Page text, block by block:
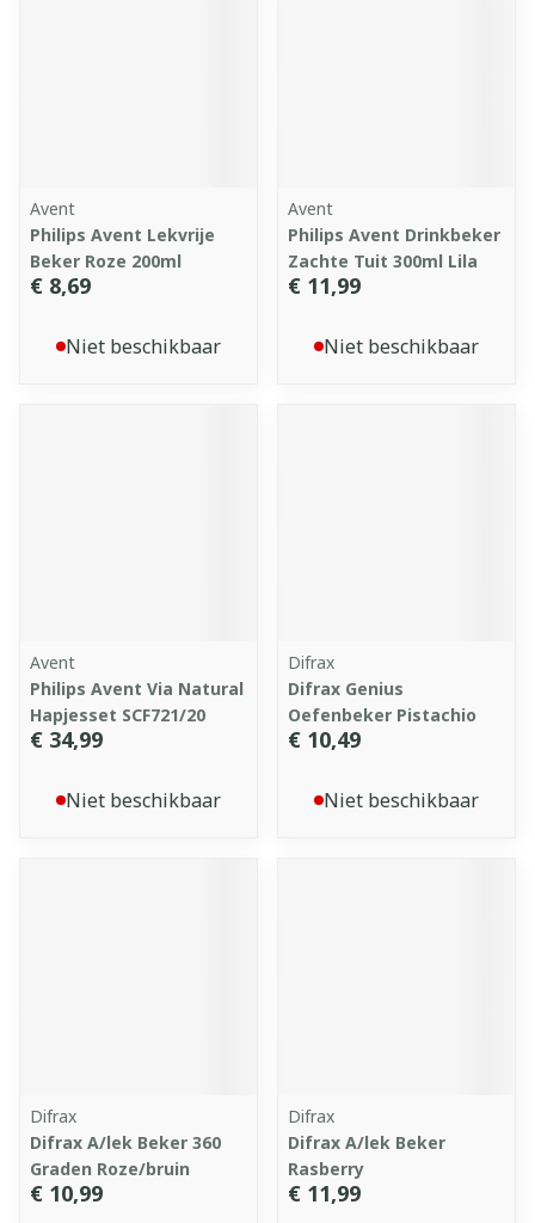
Avent
Philips Avent Lekvrije
Beker Roze 200ml
€ 8,69
Niet beschikbaar
Avent
Philips Avent Drinkbeker
Zachte Tuit 300ml Lila
€ 11,99
Niet beschikbaar
Avent
Philips Avent Via Natural
Hapjesset SCF721/20
€ 34,99
Niet beschikbaar
Difrax
Difrax Genius
Oefenbeker Pistachio
€ 10,49
Niet beschikbaar
Difrax
Difrax A/lek Beker 360
Graden Roze/bruin
€ 10,99
Difrax
Difrax A/lek Beker
Rasberry
€ 11,99